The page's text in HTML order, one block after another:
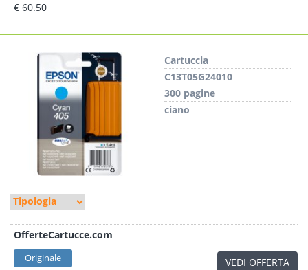
€ 60.50
Cartuccia
C13T05G24010
300 pagine
ciano
OfferteCartucce.com
Originale VEDI OFFERTA